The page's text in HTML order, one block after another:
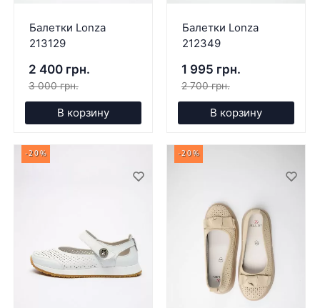
Балетки Lonza
213129
2 400 грн.
3 000 грн.
В корзину
Балетки Lonza
212349
1 995 грн.
2 700 грн.
В корзину
-20% -20%